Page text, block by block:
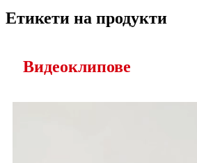
Етикети на продукти
Видеоклипове